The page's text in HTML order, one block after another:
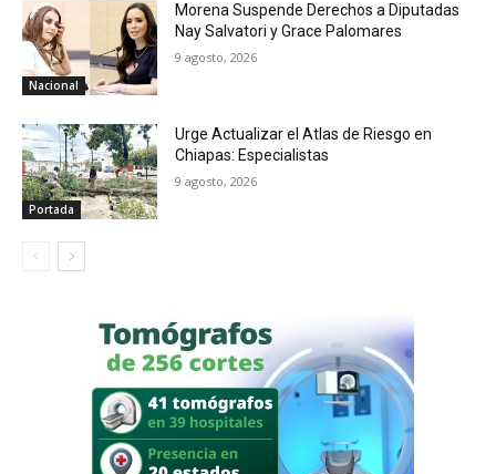
Nacional
Morena Suspende Derechos a Diputadas
Nay Salvatori y Grace Palomares
9 agosto, 2026
Portada
Urge Actualizar el Atlas de Riesgo en
Chiapas: Especialistas
9 agosto, 2026